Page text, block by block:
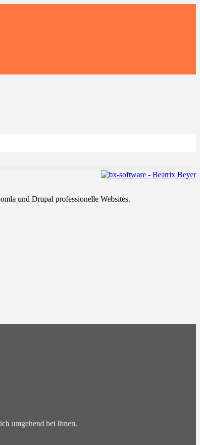
und Drupal professionelle Websites.
umgehend bei Ihnen.